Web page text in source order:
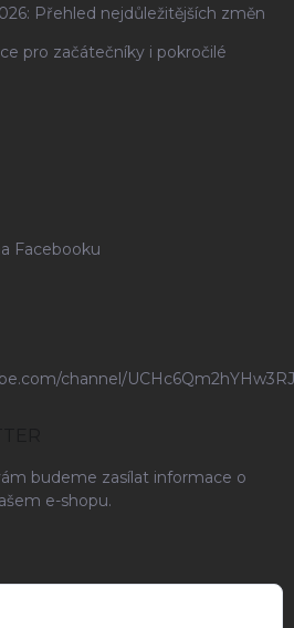
Přehled nejdůležitějších změn
pro začátečníky i pokročilé
Facebooku
channel/
budeme zasílat informace o
e-shopu.